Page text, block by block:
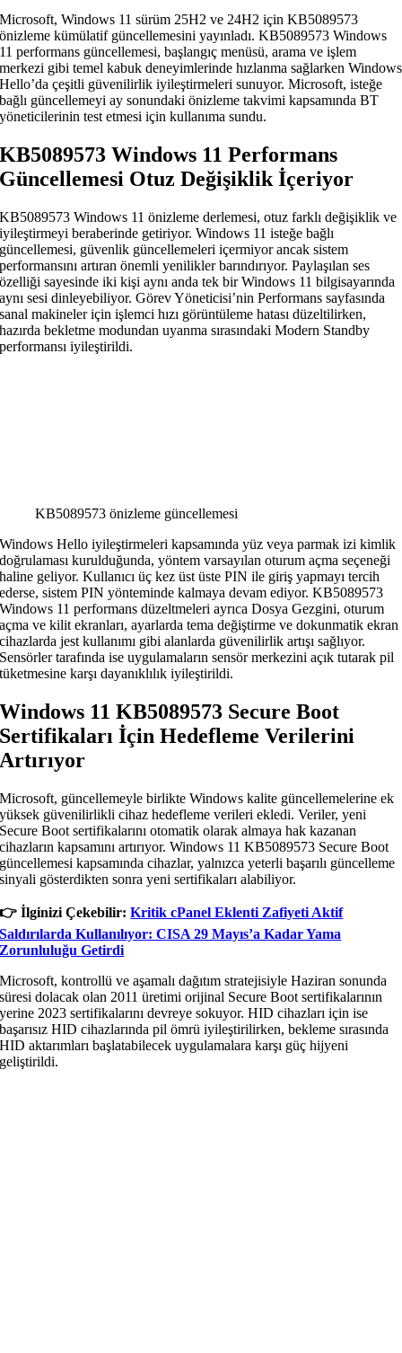
Microsoft, Windows 11 sürüm 25H2 ve 24H2 için KB5089573
önizleme kümülatif güncellemesini yayınladı. KB5089573 Windows
11 performans güncellemesi, başlangıç menüsü, arama ve işlem
merkezi gibi temel kabuk deneyimlerinde hızlanma sağlarken Windows
Hello’da çeşitli güvenilirlik iyileştirmeleri sunuyor. Microsoft, isteğe
bağlı güncellemeyi ay sonundaki önizleme takvimi kapsamında BT
yöneticilerinin test etmesi için kullanıma sundu.
KB5089573 Windows 11 Performans
Güncellemesi Otuz Değişiklik İçeriyor
KB5089573 Windows 11 önizleme derlemesi, otuz farklı değişiklik ve
iyileştirmeyi beraberinde getiriyor. Windows 11 isteğe bağlı
güncellemesi, güvenlik güncellemeleri içermiyor ancak sistem
performansını artıran önemli yenilikler barındırıyor. Paylaşılan ses
özelliği sayesinde iki kişi aynı anda tek bir Windows 11 bilgisayarında
aynı sesi dinleyebiliyor. Görev Yöneticisi’nin Performans sayfasında
sanal makineler için işlemci hızı görüntüleme hatası düzeltilirken,
hazırda bekletme modundan uyanma sırasındaki Modern Standby
performansı iyileştirildi.
KB5089573 önizleme güncellemesi
Windows Hello iyileştirmeleri kapsamında yüz veya parmak izi kimlik
doğrulaması kurulduğunda, yöntem varsayılan oturum açma seçeneği
haline geliyor. Kullanıcı üç kez üst üste PIN ile giriş yapmayı tercih
ederse, sistem PIN yönteminde kalmaya devam ediyor. KB5089573
Windows 11 performans düzeltmeleri ayrıca Dosya Gezgini, oturum
açma ve kilit ekranları, ayarlarda tema değiştirme ve dokunmatik ekran
cihazlarda jest kullanımı gibi alanlarda güvenilirlik artışı sağlıyor.
Sensörler tarafında ise uygulamaların sensör merkezini açık tutarak pil
tüketmesine karşı dayanıklılık iyileştirildi.
Windows 11 KB5089573 Secure Boot
Sertifikaları İçin Hedefleme Verilerini
Artırıyor
Microsoft, güncellemeyle birlikte Windows kalite güncellemelerine ek
yüksek güvenilirlikli cihaz hedefleme verileri ekledi. Veriler, yeni
Secure Boot sertifikalarını otomatik olarak almaya hak kazanan
cihazların kapsamını artırıyor. Windows 11 KB5089573 Secure Boot
güncellemesi kapsamında cihazlar, yalnızca yeterli başarılı güncelleme
sinyali gösterdikten sonra yeni sertifikaları alabiliyor.
👉️ İlginizi Çekebilir:Kritik cPanel Eklenti Zafiyeti Aktif
Saldırılarda Kullanılıyor: CISA 29 Mayıs’a Kadar Yama
Zorunluluğu Getirdi
Microsoft, kontrollü ve aşamalı dağıtım stratejisiyle Haziran sonunda
süresi dolacak olan 2011 üretimi orijinal Secure Boot sertifikalarının
yerine 2023 sertifikalarını devreye sokuyor. HID cihazları için ise
başarısız HID cihazlarında pil ömrü iyileştirilirken, bekleme sırasında
HID aktarımları başlatabilecek uygulamalara karşı güç hijyeni
geliştirildi.